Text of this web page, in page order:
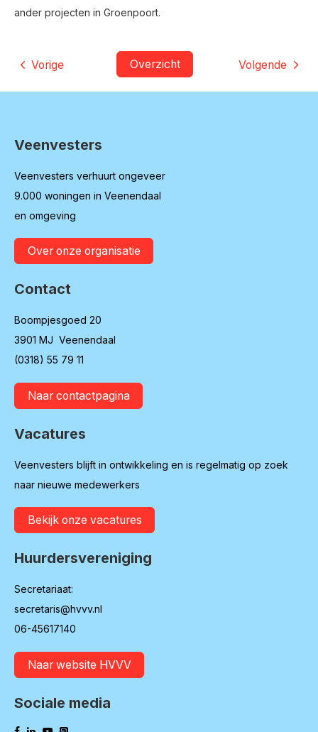
ander projecten in Groenpoort.
Volgende
Overzicht
Vorige
Contactinformatie
Veenvesters
Veenvesters verhuurt ongeveer
9.000 woningen in Veenendaal
en omgeving
Over onze organisatie
Contact
Boompjesgoed 20
3901 MJ Veenendaal
(0318) 55 79 11
Naar contactpagina
Vacatures
Veenvesters blijft in ontwikkeling en is regelmatig op zoek
naar nieuwe medewerkers
Bekijk onze vacatures
Huurdersvereniging
Secretariaat:
secretaris@hvvv.nl
06-45617140
Naar website HVVV
Sociale media